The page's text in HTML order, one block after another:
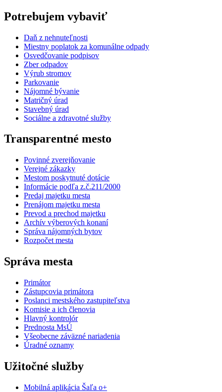
Potrebujem vybaviť
Daň z nehnuteľnosti
Miestny poplatok za komunálne odpady
Osvedčovanie podpisov
Zber odpadov
Výrub stromov
Parkovanie
Nájomné bývanie
Matričný úrad
Stavebný úrad
Sociálne a zdravotné služby
Transparentné mesto
Povinné zverejňovanie
Verejné zákazky
Mestom poskytnuté dotácie
Informácie podľa z.č.211/2000
Predaj majetku mesta
Prenájom majetku mesta
Prevod a prechod majetku
Archív výberových konaní
Správa nájomných bytov
Rozpočet mesta
Správa mesta
Primátor
Zástupcovia primátora
Poslanci mestského zastupiteľstva
Komisie a ich členovia
Hlavný kontrolór
Prednosta MsÚ
Všeobecne záväzné nariadenia
Úradné oznamy
Užitočné služby
Mobilná aplikácia Šaľa o+